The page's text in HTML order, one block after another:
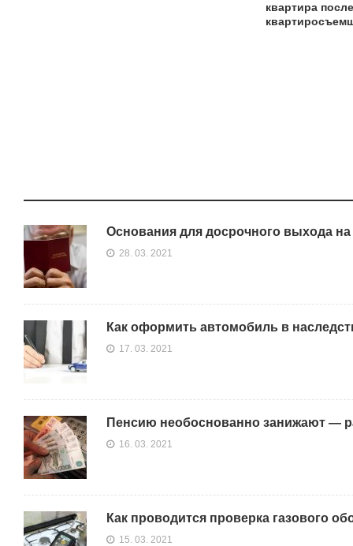
квартира
Основания для досрочного выхода
28. 03. 2021
Как оформить автомобиль в
17. 03. 2021
Пенсию необоснованно занижают —
16. 03. 2021
Как проводится проверка газового
15. 03. 2021